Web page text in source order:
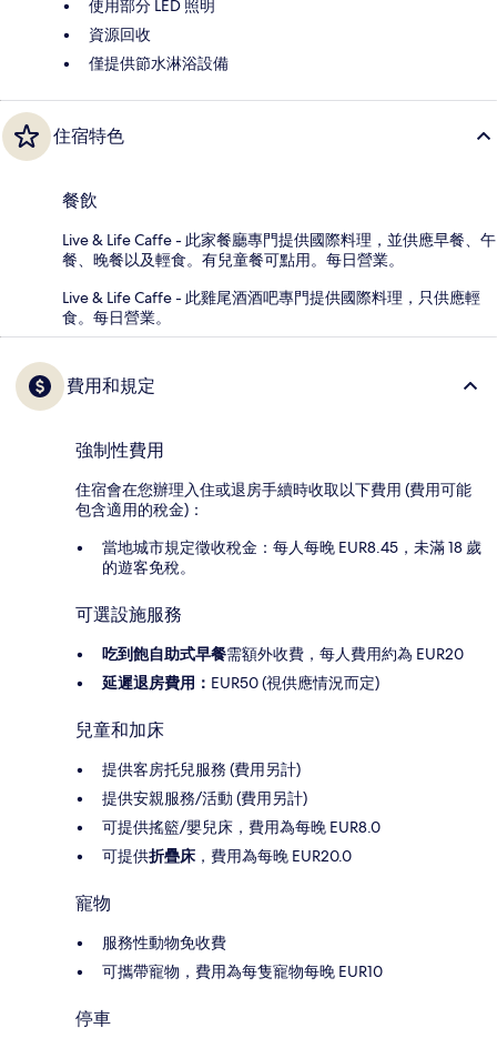
使用部分 LED 照明
資源回收
僅提供節水淋浴設備
住宿特色
餐飲
Live & Life Caffe - 此家餐廳專門提供國際料理，並供應早餐、午
餐、晚餐以及輕食。有兒童餐可點用。每日營業。
Live & Life Caffe - 此雞尾酒酒吧專門提供國際料理，只供應輕
食。每日營業。
費用和規定
強制性費用
住宿會在您辦理入住或退房手續時收取以下費用 (費用可能
包含適用的稅金)：
當地城市規定徵收稅金：每人每晚 EUR8.45，未滿 18 歲
的遊客免稅。
可選設施服務
吃到飽自助式早餐需額外收費，每人費用約為 EUR20
延遲退房費用： EUR50 (視供應情況而定)
兒童和加床
提供客房托兒服務 (費用另計)
提供安親服務/活動 (費用另計)
可提供搖籃/嬰兒床，費用為每晚 EUR8.0
可提供折疊床 ，費用為每晚 EUR20.0
寵物
服務性動物免收費
可攜帶寵物，費用為每隻寵物每晚 EUR10
停車